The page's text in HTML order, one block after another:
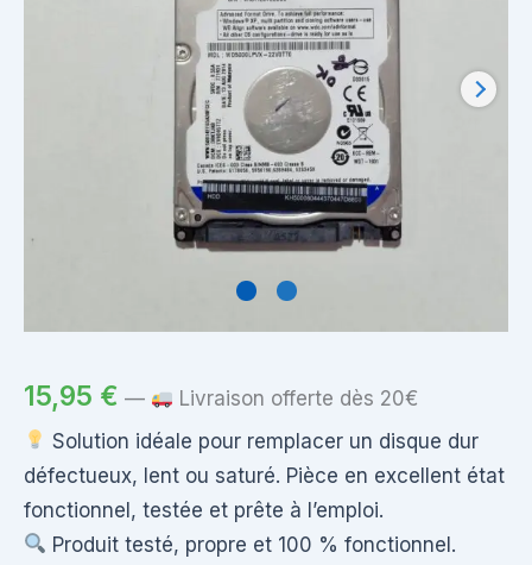
15,95 € —
Livraison offerte dès 20€
Solution idéale pour remplacer un disque dur
défectueux, lent ou saturé. Pièce en excellent état
fonctionnel, testée et prête à l’emploi.
Produit testé, propre et 100 % fonctionnel.